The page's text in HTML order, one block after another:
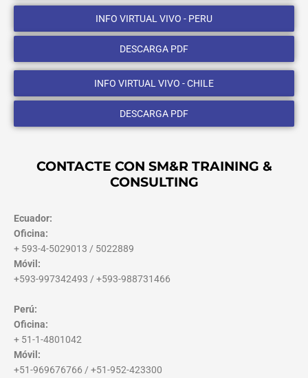
INFO VIRTUAL VIVO - PERU
DESCARGA PDF
INFO VIRTUAL VIVO - CHILE
DESCARGA PDF
CONTACTE CON SM&R TRAINING &
CONSULTING
Ecuador:
Oficina:
+ 593-4-5029013 / 5022889
Móvil:
+593-997342493 / +593-988731466
Perú:
Oficina:
+ 51-1-4801042
Móvil:
+51-969676766 / +51-952-423300